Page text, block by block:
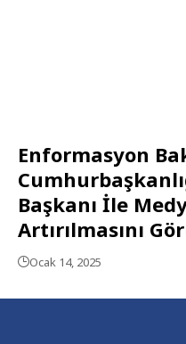
Enformasyon
Başkanı İle
Artırılmasını
Ocak 14, 2025